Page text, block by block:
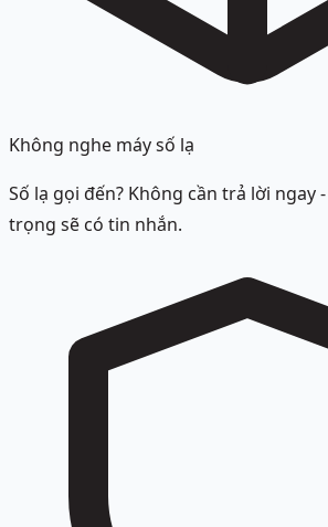
Không nghe máy số lạ
Số lạ gọi đến? Không cần trả lời ngay
trọng sẽ có tin nhắn.